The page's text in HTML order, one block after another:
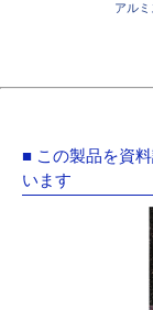
アル
■ この製品を資
います